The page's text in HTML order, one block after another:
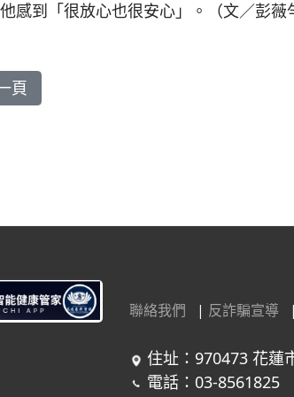
感到「很放心也很安心」。（文／彭薇
文章: 東部護理標竿學習 四院交流分享
頁
聯絡我們 | 反詐騙宣導 |
住址：970473 花蓮
電話：03-8561825